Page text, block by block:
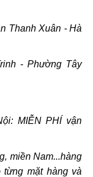
Thanh Xuân - Hà
- Phường Tây
MIỄN PHÍ vận
miền Nam...hàng
mặt hàng và